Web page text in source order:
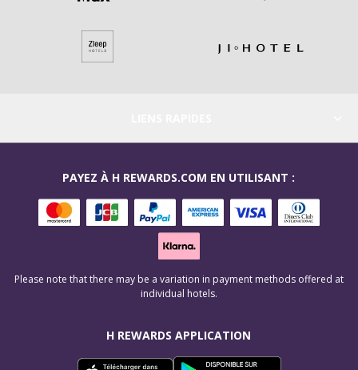
H REWARDS APPLICATION
PAYEZ À H REWARDS.COM EN UTILISANT :
Please note that there may be a variation in payment methods offered at
individual hotels.